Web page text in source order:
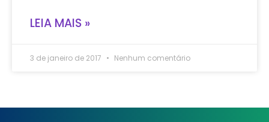
LEIA MAIS »
3 de janeiro de 2017 Nenhum comentário